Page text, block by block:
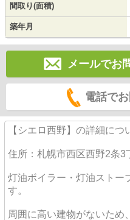
間取り(面積)
築年月
メールでお
電話で
【シエロ西野】の詳細につ
住所：札幌市西区西野2条3
灯油ボイラー・灯油ストー
す。
周囲に高い建物がないため